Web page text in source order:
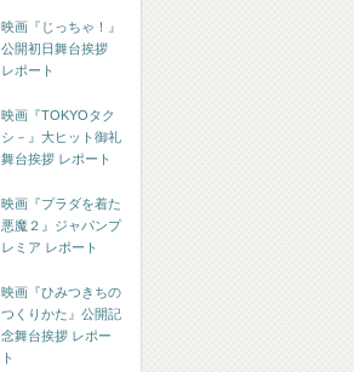
映画『じっちゃ！』
公開初日舞台挨拶
レポート
映画『TOKYOタク
シ－』大ヒット御礼
舞台挨拶 レポート
映画『プラダを着た
悪魔２』ジャパンプ
レミア レポート
映画『ひみつきちの
つくりかた』公開記
念舞台挨拶 レポー
ト